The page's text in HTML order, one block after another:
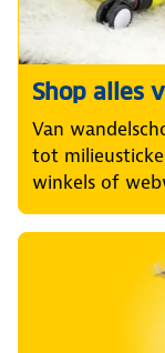
Shop alles
Van
tot
winkels of